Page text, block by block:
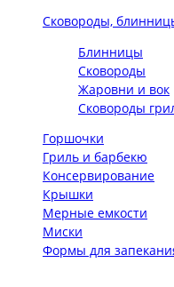
Сковороды,
Блинницы
Сковороды
Жаровни и вок
Сковороды
Горшочки
Гриль и барбекю
Консервирование
Крышки
Мерные емкости
Миски
Формы для